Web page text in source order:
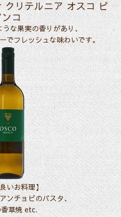
クリテルニア オスコ ビ
ンコ
な果実の香りがあり、
でフレッシュな味わいです。
いお料理】
ンチョビのパスタ、
香草焼 etc.